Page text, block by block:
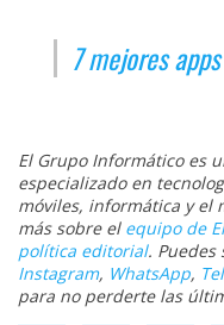
7 mejores
El Grupo Informático es
especializado en
móviles, informática y el
más sobre el equipo de
política editorial. Puedes
Instagram, WhatsApp,
para no perderte las